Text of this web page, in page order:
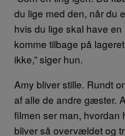
du lige med den, når du
hvis du lige skal have
komme tilbage på
ikke,” siger hun.
Amy bliver stille. Rundt
af alle de andre gæster.
filmen ser man, hvordan
bliver så overvældet og